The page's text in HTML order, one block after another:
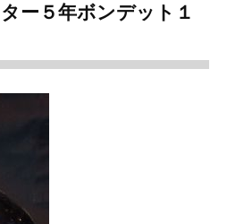
ー５年ボンデット１